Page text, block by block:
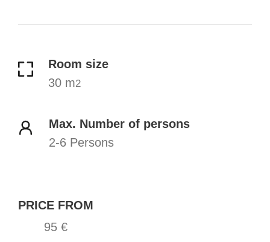
Room size
30 m2
Max. Number of persons
2-6 Persons
PRICE FROM
95 €